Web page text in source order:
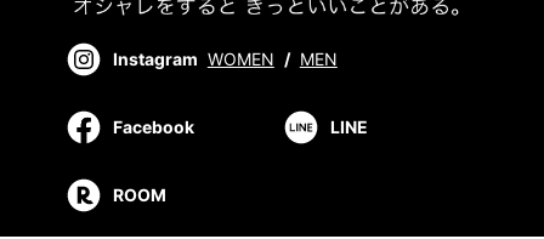
Instagram WOMEN / MEN
Facebook LINE
ROOM